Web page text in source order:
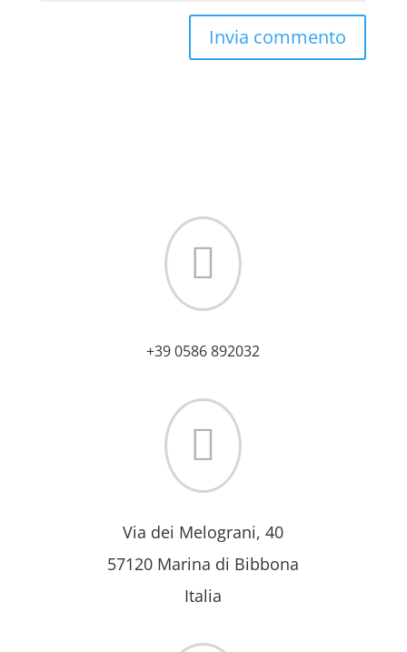

+39 0586 892032

Via dei Melograni, 40
57120 Marina di Bibbona
Italia